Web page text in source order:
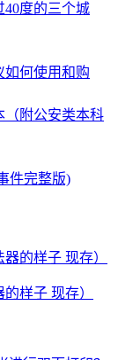
40度的三个城
如何使用和购
（附公安类本科
件完整版)
样子 现存）